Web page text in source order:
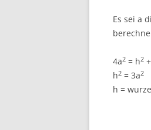
Es sei a
4a2 = h2
h2 = 3a2
h =